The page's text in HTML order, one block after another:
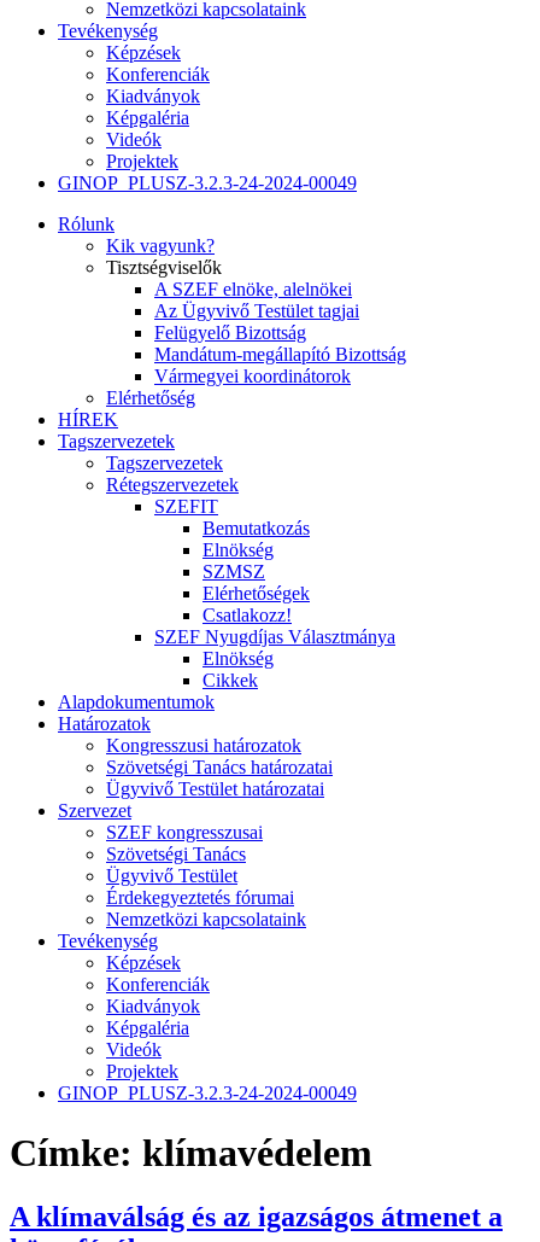
Nemzetközi kapcsolataink
Tevékenység
Képzések
Konferenciák
Kiadványok
Képgaléria
Videók
Projektek
GINOP_PLUSZ-3.2.3-24-2024-00049
Rólunk
Kik vagyunk?
Tisztségviselők
A SZEF elnöke, alelnökei
Az Ügyvivő Testület tagjai
Felügyelő Bizottság
Mandátum-megállapító Bizottság
Vármegyei koordinátorok
Elérhetőség
HÍREK
Tagszervezetek
Tagszervezetek
Rétegszervezetek
SZEFIT
Bemutatkozás
Elnökség
SZMSZ
Elérhetőségek
Csatlakozz!
SZEF Nyugdíjas Választmánya
Elnökség
Cikkek
Alapdokumentumok
Határozatok
Kongresszusi határozatok
Szövetségi Tanács határozatai
Ügyvivő Testület határozatai
Szervezet
SZEF kongresszusai
Szövetségi Tanács
Ügyvivő Testület
Érdekegyeztetés fórumai
Nemzetközi kapcsolataink
Tevékenység
Képzések
Konferenciák
Kiadványok
Képgaléria
Videók
Projektek
GINOP_PLUSZ-3.2.3-24-2024-00049
Címke: klímavédelem
A klímaválság és az igazságos átmenet a